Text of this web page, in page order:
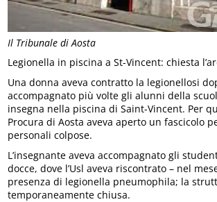
Il Tribunale di Aosta
Legionella in piscina a St-Vincent: chiesta
Una donna aveva contratto la legionellosi
accompagnato più volte gli alunni della
insegna nella piscina di Saint-Vincent. Per
Procura di Aosta aveva aperto un fascicolo
personali colpose.
L’insegnante aveva accompagnato gli
docce, dove l’Usl aveva riscontrato – nel
presenza di legionella pneumophila; la
temporaneamente chiusa.